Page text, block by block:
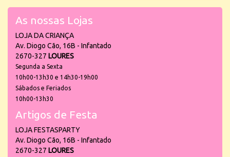
As nossas Lojas
LOJA DA CRIANÇA
Av. Diogo Cão, 16B - Infantado
2670-327 LOURES
Segunda a Sexta
10h00-13h30 e 14h30-19h00
Sábados e Feriados
10h00-13h30
Artigos de Festa
LOJA FESTASPARTY
Av. Diogo Cão, 16B - Infantado
2670-327 LOURES